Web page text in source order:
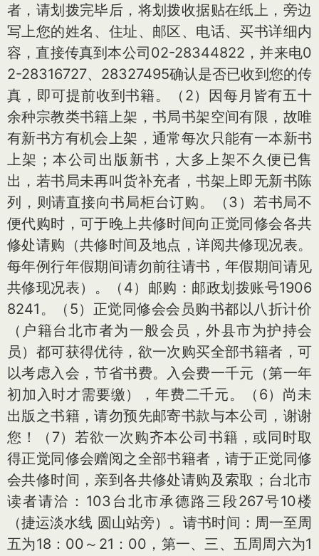
者，请划拨完毕后，将划拨收据贴在纸上，旁边
写上您的姓名、住址、邮区、电话、买书详细内
容，直接传真到本公司02-28344822，并来电0
2-28316727、28327495确认是否已收到您的传
真，即可提前收到书籍。（2）因每月皆有五十
余种宗教类书籍上架，书局书架空间有限，故唯
有新书方有机会上架，通常每次只能有一本新书
上架；本公司出版新书，大多上架不久便已售
出，若书局未再叫货补充者，书架上即无新书陈
列，则请直接向书局柜台订购。（3）若书局不
便代购时，可于晚上共修时间向正觉同修会各共
修处请购（共修时间及地点，详阅共修现况表。
每年例行年假期间请勿前往请书，年假期间请见
共修现况表）。（4）邮购：邮政划拨账号1906
8241。（5）正觉同修会会员购书都以八折计价
（户籍台北市者为一般会员，外县市为护持会
员）都可获得优待，欲一次购买全部书籍者，可
以考虑入会，节省书费。入会费一千元（第一年
初加入时才需要缴），年费二千元。（6）尚未
出版之书籍，请勿预先邮寄书款与本公司，谢谢
您！（7）若欲一次购齐本公司书籍，或同时取
得正觉同修会赠阅之全部书籍者，请于正觉同修
会共修时间，亲到各共修处请购及索取；台北市
读者请洽：103台北市承德路三段267号10楼
（捷运淡水线 圆山站旁）。请书时间：周一至周
五为18：00～21：00，第一、三、五周周六为1